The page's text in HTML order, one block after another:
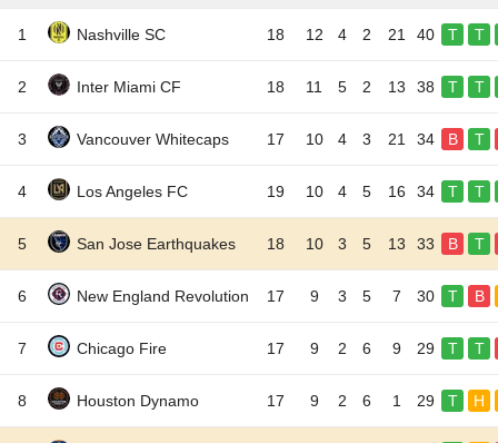
1 Nashville SC 18 12 4 2 21 40 T T
2 Inter Miami CF 18 11 5 2 13 38 T T
3 Vancouver Whitecaps 17 10 4 3 21 34 B T
4 Los Angeles FC 19 10 4 5 16 34 T T
5 San Jose Earthquakes 18 10 3 5 13 33 B T
6 New England Revolution 17 9 3 5 7 30 T B
7 Chicago Fire 17 9 2 6 9 29 T T
8 Houston Dynamo 17 9 2 6 1 29 T H